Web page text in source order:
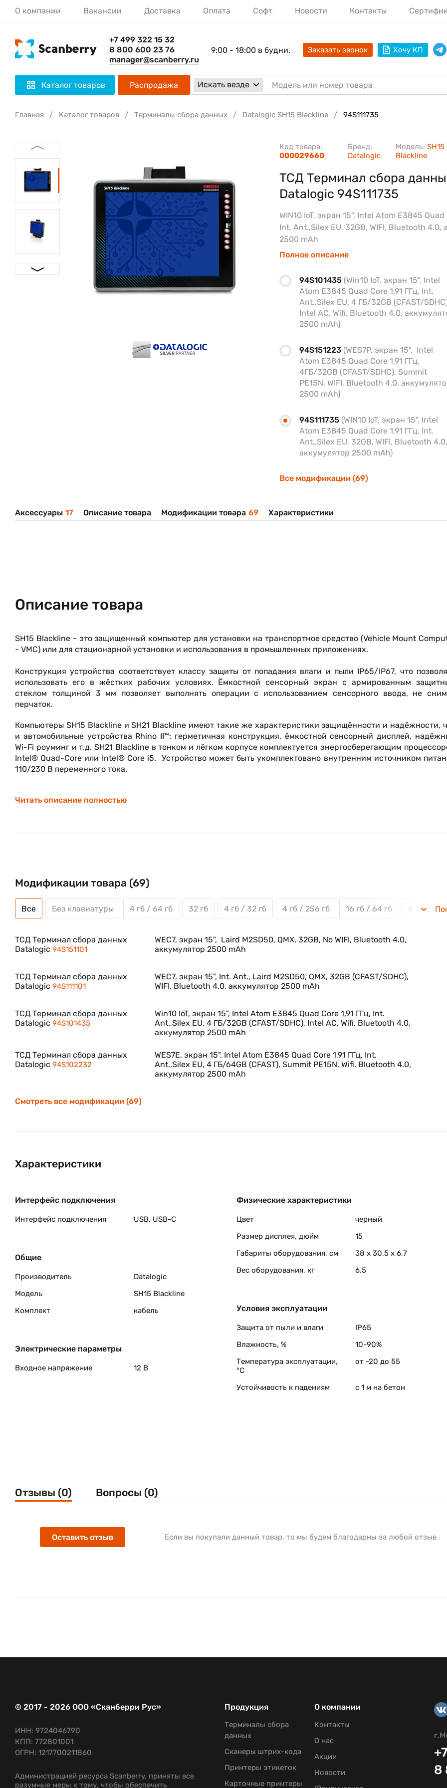
О компании Вакансии Доставка Оплата Софт Новости Контакты
+7 499 322 15 32
8 800 600 23 76
manager@scanberry.ru
9:00 - 18:00 в будни. Заказать звонок Хочу КП
Каталог товаров Распродажа Искать везде
Главная Каталог товаров Терминалы сбора данных Datalogic SH15 Blackline 94S111735
Бренд:
Datalogic
Модель: SH15
Blackline
Код товара:
000029660
ТСД Терминал сбора
Datalogic 94S111735
WIN10 IoT, экран 15", Intel Atom E3845 Quad
Int. Ant.,Silex EU, 32GB, WIFI, Bluetooth 4.0,
2500 mAh
Полное описание
94S101435 (Win10 IoT, экран 15", Intel
Atom E3845 Quad Core 1,91 ГГц, Int.
Ant.,Silex EU, 4 ГБ/32GB (CFAST/
Intel AC, Wifi, Bluetooth 4.0,
2500 mAh)
94S151223 (WES7P, экран 15", Intel
Atom E3845 Quad Core 1,91 ГГц,
4ГБ/32GB (CFAST/SDHC), Summit
PE15N, WIFI, Bluetooth 4.0,
2500 mAh)
94S111735 (WIN10 IoT, экран 15", Intel
Atom E3845 Quad Core 1,91 ГГц, Int.
Ant.,Silex EU, 32GB, WIFI, Bluetooth 4.0,
аккумулятор 2500 mAh)
Все модификации (69)
Аксессуары 17 Описание товара Модификации товара 69 Характеристики
Описание товара
SH15 Blackline – это защищенный компьютер для установки на транспортное средство (Vehicle Mount
- VMC) или для стационарной установки и использования в промышленных приложениях.
Конструкция устройства соответствует классу защиты от попадания влаги и пыли IP65/IP67, что
использовать его в жёстких рабочих условиях. Ёмкостной сенсорный экран с армированным
стеклом толщиной 3 мм позволяет выполнять операции с использованием сенсорного ввода, не
перчаток.
Компьютеры SH15 Blackline и SH21 Blackline имеют такие же характеристики защищённости и надёжности,
и автомобильные устройства Rhino II™: герметичная конструкция, ёмкостной сенсорный дисплей,
Wi-Fi роуминг и т.д. SH21 Blackline в тонком и лёгком корпусе комплектуется энергосберегающим
Intel® Quad-Core или Intel® Core i5. Устройство может быть укомплектовано внутренним источником
110/230 В переменного тока.
Читать описание полностью
Модификации товара (69)
Все Без клавиатуры 4 гб / 64 гб 32 гб 4 гб / 32 гб 4 гб / 256 гб 16 гб / 64 гб 8 гб / 256
ТСД Терминал сбора данных
Datalogic 94S151101
WEC7, экран 15", Laird M2SD50, QMX, 32GB, No WIFI, Bluetooth 4.0,
аккумулятор 2500 mAh
ТСД Терминал сбора данных
Datalogic 94S111101
WEC7, экран 15", Int. Ant., Laird M2SD50, QMX, 32GB (CFAST/SDHC),
WIFI, Bluetooth 4.0, аккумулятор 2500 mAh
ТСД Терминал сбора данных
Datalogic 94S101435
Win10 IoT, экран 15", Intel Atom E3845 Quad Core 1,91 ГГц, Int.
Ant.,Silex EU, 4 ГБ/32GB (CFAST/SDHC), Intel AC, Wifi, Bluetooth 4.0,
аккумулятор 2500 mAh
ТСД Терминал сбора данных
Datalogic 94S102232
WES7E, экран 15", Intel Atom E3845 Quad Core 1,91 ГГц, Int.
Ant.,Silex EU, 4 ГБ/64GB (CFAST), Summit PE15N, Wifi, Bluetooth 4.0,
аккумулятор 2500 mAh
Смотреть все модификации (69)
Характеристики
Интерфейс подключения
Интерфейс подключения USB, USB-C
Общие
Производитель
Datalogic
Модель
SH15 Blackline
Комплект
кабель
Электрические параметры
Входное напряжение 12 В
Физические характеристики
Цвет
черный
Размер дисплея, дюйм
15
Габариты оборудования, см
38 x 30,5 x 6,7
Вес оборудования, кг
6.5
Условия эксплуатации
Защита от пыли и влаги
IP65
Влажность, %
10-90%
Температура эксплуатации,
°C
от -20 до 55
Устойчивость к падениям с 1 м на бетон
Отзывы (0) Вопросы (0)
Оставить отзыв Если вы покупали данный товар, то мы будем благодарны за любой отзыв
© 2017 - 2026 ООО «Сканберри Рус»
ИНН: 9724046790
КПП: 772801001
ОГРН: 1217700211860
Продукция
Терминалы сбора
данных
Сканеры штрих-кода
Принтеры этикеток
Карточные принтеры
О компании
Контакты
О нас
Акции
Новости
8